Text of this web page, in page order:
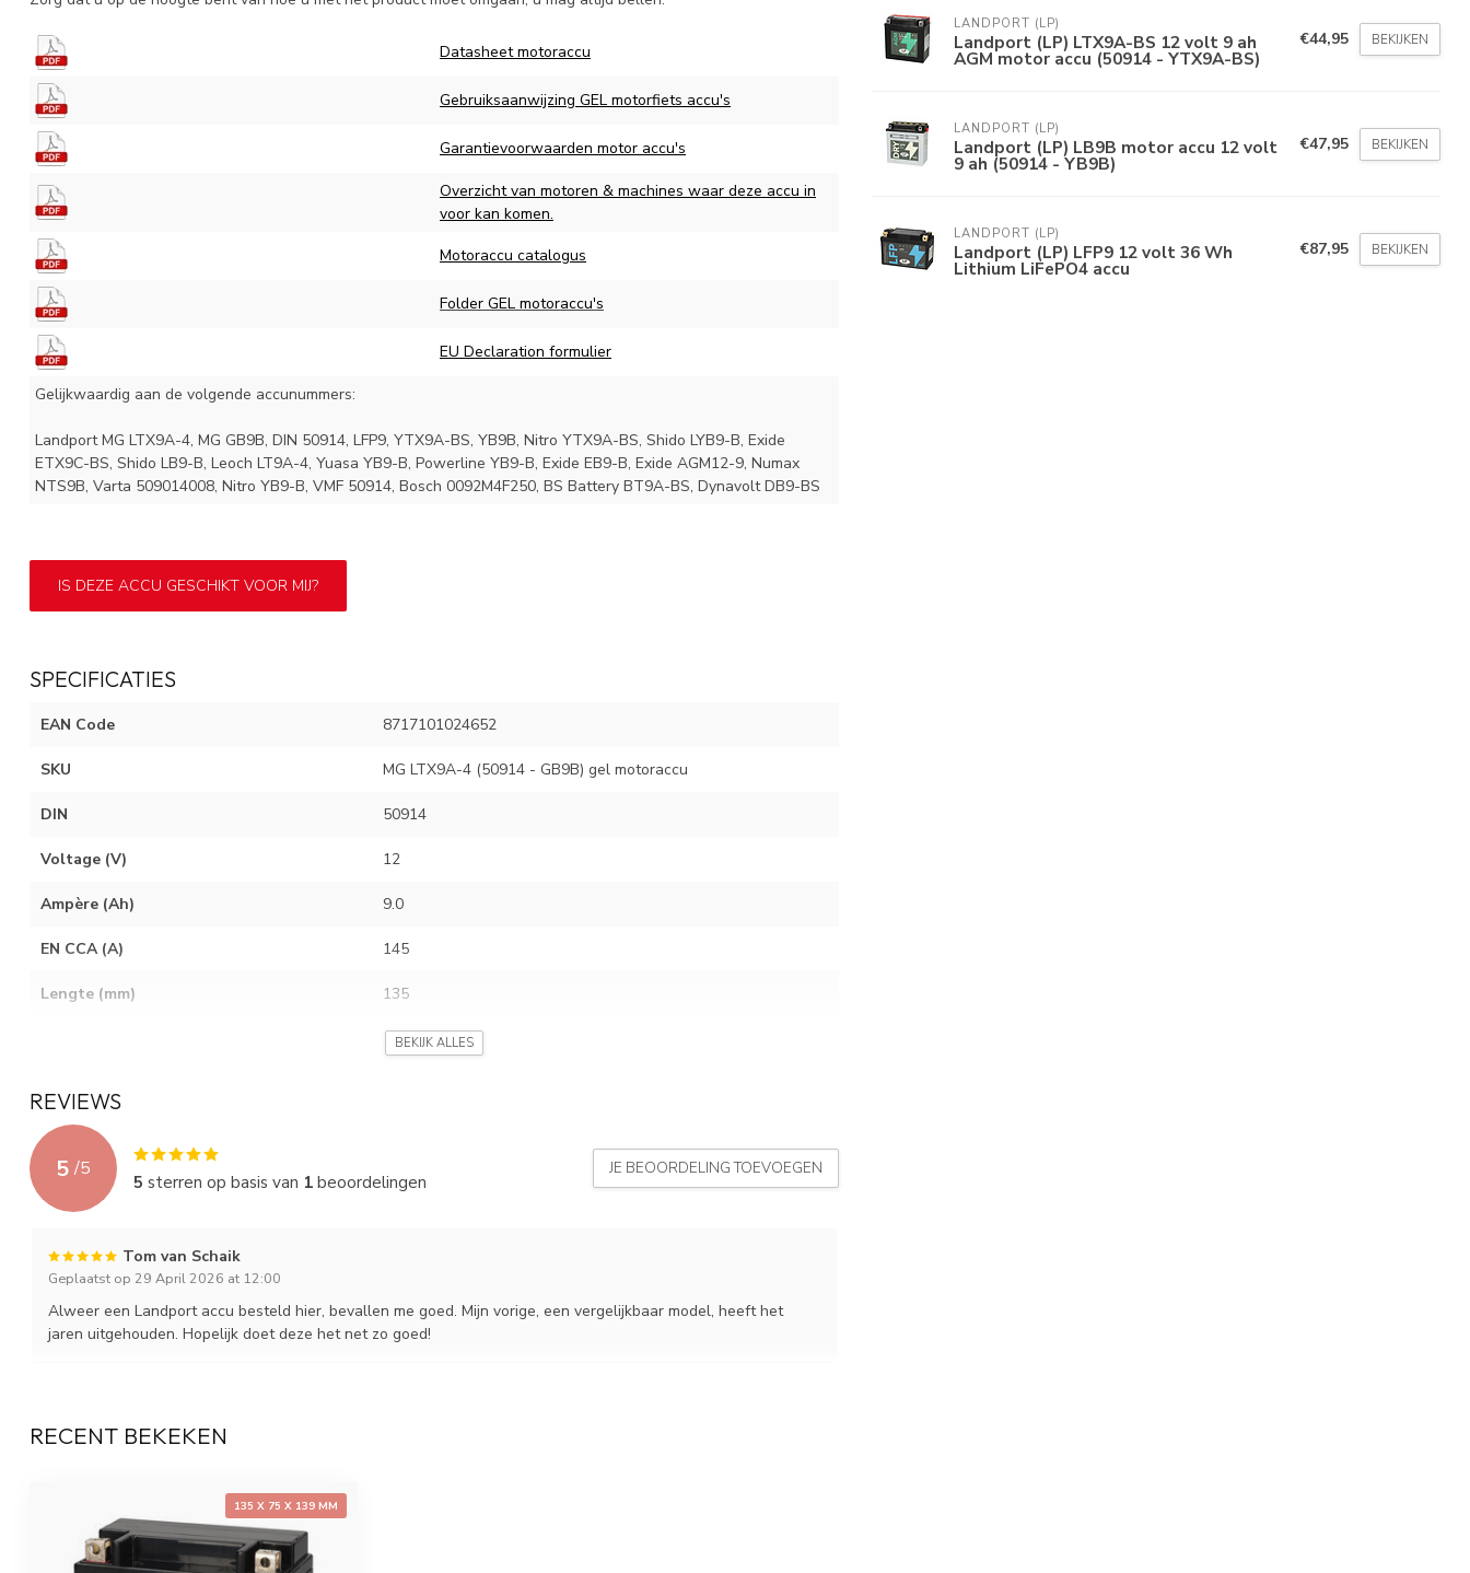
Datasheet motoraccu
Gebruiksaanwijzing GEL motorfiets accu's
Garantievoorwaarden motor accu's
Overzicht van motoren & machines waar deze accu in
voor kan komen.
Motoraccu catalogus
Folder GEL motoraccu's
EU Declaration formulier
Gelijkwaardig aan de volgende accunummers:
Landport MG LTX9A-4, MG GB9B, DIN 50914, LFP9, YTX9A-BS, YB9B, Nitro YTX9A-BS, Shido LYB9-B, Exide
ETX9C-BS, Shido LB9-B, Leoch LT9A-4, Yuasa YB9-B, Powerline YB9-B, Exide EB9-B, Exide AGM12-9, Numax
NTS9B, Varta 509014008, Nitro YB9-B, VMF 50914, Bosch 0092M4F250, BS Battery BT9A-BS, Dynavolt DB9-BS
IS DEZE ACCU GESCHIKT VOOR MIJ?
SPECIFICATIES
EAN Code 8717101024652
SKU MG LTX9A-4 (50914 - GB9B) gel motoraccu
DIN 50914
Voltage (V) 12
Ampère (Ah) 9.0
EN CCA (A) 145
Lengte (mm) 135
75
Gewicht (Kg)
Layout 1
Terminal
Holddown
BEKIJK ALLES
REVIEWS
5 /5
5 sterren op basis van 1beoordelingen
JE BEOORDELING TOEVOEGEN
Tom van Schaik
Geplaatst op 29 April 2026 at 12:00
Alweer een Landport accu besteld hier, bevallen me goed. Mijn vorige, een vergelijkbaar model, heeft het
jaren uitgehouden. Hopelijk doet deze het net zo goed!
LANDPORT (LP)
Landport (LP) LTX9A-BS 12 volt 9 ah
AGM motor accu (50914 - YTX9A-BS)
€44,95 BEKIJKEN
LANDPORT (LP)
Landport (LP) LB9B motor accu 12 volt
9 ah (50914 - YB9B)
€47,95 BEKIJKEN
LANDPORT (LP)
Landport (LP) LFP9 12 volt 36 Wh
Lithium LiFePO4 accu
€87,95 BEKIJKEN
RECENT BEKEKEN
135 X 75 X 139 MM